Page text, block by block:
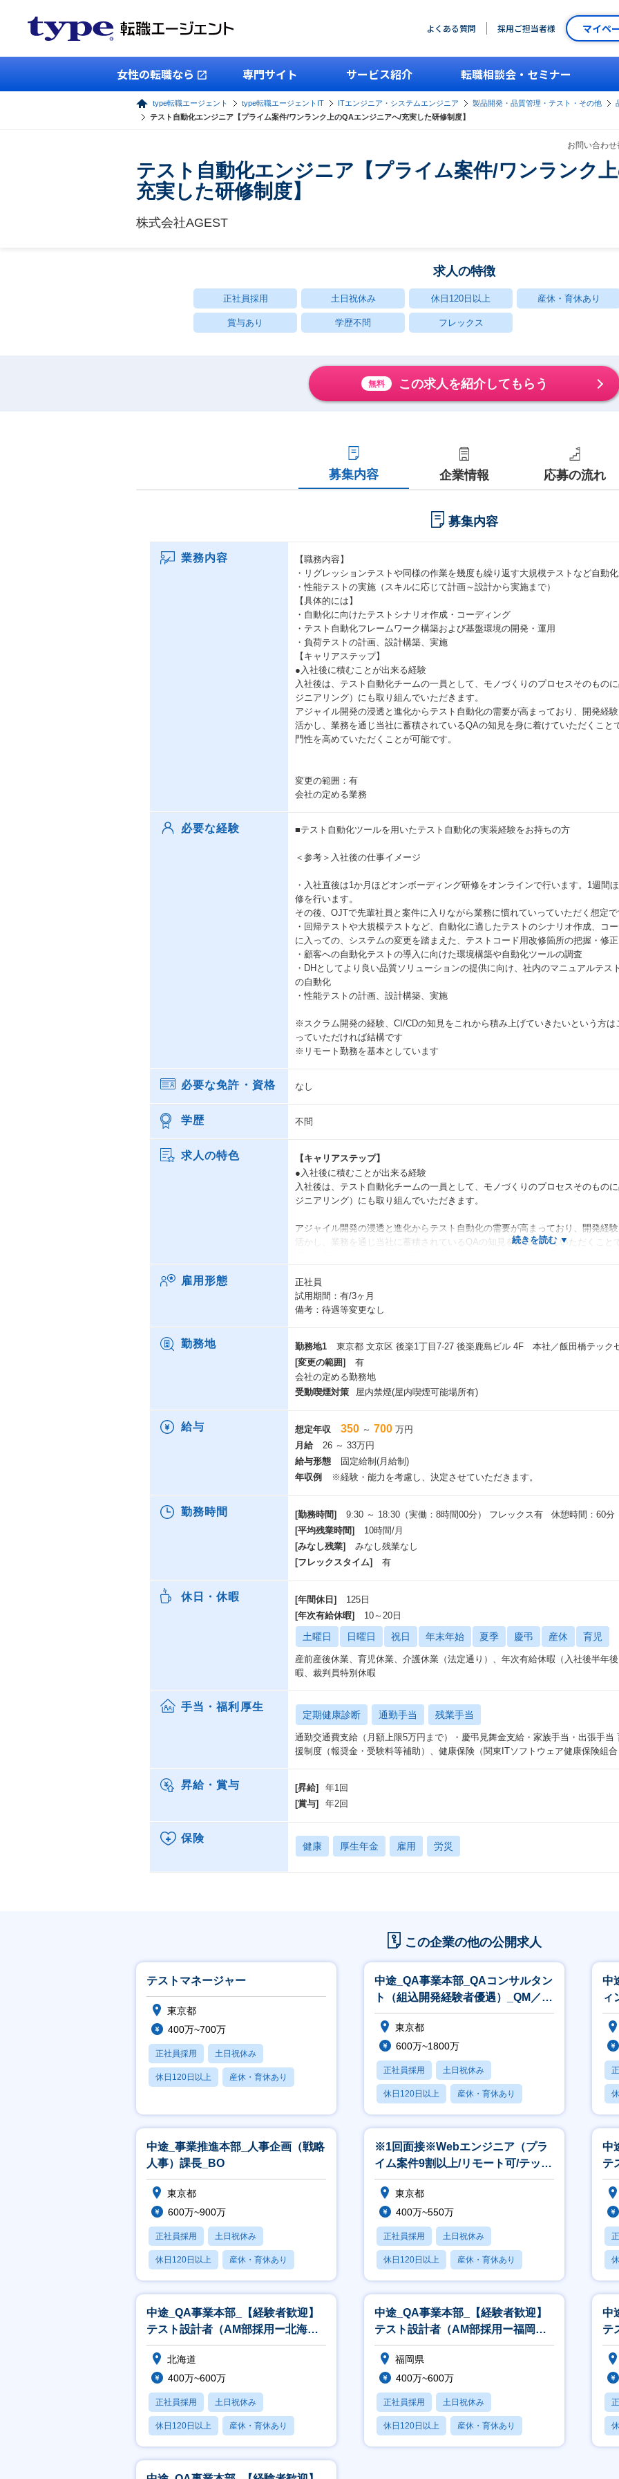
よくある質問 採用ご担当者様 マイペ
女性の転職なら 専門サイト サービス紹介 転職相談会・セミナー
type転職エージェント type転職エージェントIT ITエンジニア・システムエンジニア 製品開発・品質管理・テスト・その他
テスト自動化エンジニア【プライム案件/ワンランク上のQAエンジニアへ/充実した研修制度】
お問い合わ
テスト自動化エンジニア【プライム案件/ワンランク
充実した研修制度】
株式会社AGEST
求人の特徴
正社員採用 土日祝休み 休日120日以上 産休・育休あり
賞与あり 学歴不問 フレックス
無料 この求人を紹介してもらう
募集内容 企業情報 応募の流れ
募集内容
業務内容
【職務内容】
・リグレッションテストや同様の作業を幾度も繰り返す大規模テストなど自動
・性能テストの実施（スキルに応じて計画～設計から実施まで）
【具体的には】
・自動化に向けたテストシナリオ作成・コーディング
・テスト自動化フレームワーク構築および基盤環境の開発・運用
・負荷テストの計画、設計構築、実施
【キャリアステップ】
●入社後に積むことが出来る経験
入社後は、テスト自動化チームの一員として、モノづくりのプロセスそのもの
ジニアリング）にも取り組んでいただきます。
アジャイル開発の浸透と進化からテスト自動化の需要が高まっており、開発経
活かし、業務を通じ当社に蓄積されているQAの知見を身に着けていただくこと
門性を高めていただくことが可能です。
変更の範囲：有
会社の定める業務
必要な経験 ■テスト自動化ツールを用いたテスト自動化の実装経験をお持ちの方
＜参考＞入社後の仕事イメージ
・入社直後は1か月ほどオンボーディング研修をオンラインで行います。1週間
修を行います。
その後、OJTで先輩社員と案件に入りながら業務に慣れていっていただく想定で
・回帰テストや大規模テストなど、自動化に適したテストのシナリオ作成、コ
に入っての、システムの変更を踏まえた、テストコード用改修箇所の把握・修正
・顧客への自動化テストの導入に向けた環境構築や自動化ツールの調査
・DHとしてより良い品質ソリューションの提供に向け、社内のマニュアルテ
の自動化
・性能テストの計画、設計構築、実施
※スクラム開発の経験、CI/CDの知見をこれから積み上げていきたいという方
っていただければ結構です
※リモート勤務を基本としています
必要な免許・資格 なし
学歴 不問
求人の特色
【キャリアステップ】
●入社後に積むことが出来る経験
入社後は、テスト自動化チームの一員として、モノづくりのプロセスそのもの
ジニアリング）にも取り組んでいただきます。
アジャイル開発の浸透と進化からテスト自動化の需要が高まっており、開発経
活かし、業務を通じ当社に蓄積されているQAの知見を身に着けていただくこと
●公平な人事評価制度の下で選択出来る幅広いキャリア
テストに関するリードエンジニアとしての専門性を深めていただくとともに、
題への取り組みを通じてスタックを拡げていただき、SREエンジニアやDevOps
さらにQAの専門性を深めていただき、QAコンサルタント、QAエバンジェリス
リューション提案や啓蒙を行うエンジニアを目指していただくこともできます。
また、当社は事業拡大に向けて組織強化に取り組んでいるところであり、ライ
挑戦いただくことも可能です。
なお、当社では、複線型人事制度を採用しており、エンジニアとしてのスペシ
のキャリア、いずれを選択した場合も、公正公平に評価される環境のなかで、
す。
雇用形態
正社員
試用期間：有/3ヶ月
備考：待遇等変更なし
勤務地 勤務地1
東京都 文京区 後楽1丁目7-27 後楽鹿島ビル 4F 本社／飯田橋テック
[変更の範囲]
有
会社の定める勤務地
受動喫煙対策
屋内禁煙(屋内喫煙可能場所有)
給与 想定年収 350 ～ 700 万円
月給
26 ～ 33万円
給与形態
固定給制(月給制)
年収例
※経験・能力を考慮し、決定させていただきます。
勤務時間 [勤務時間]
9:30 ～ 18:30（実働：8時間00分） フレックス有 休憩時間：60分
[平均残業時間]
10時間/月
[みなし残業]
みなし残業なし
[フレックスタイム]
有
休日・休暇 [年間休日]
125日
[年次有給休暇]
10～20日
土曜日 日曜日 祝日 年末年始 夏季 慶弔 産休 育児
産前産後休業、育児休業、介護休業（法定通り）、年次有給休暇（入社後半年
暇、裁判員特別休暇
手当・福利厚生
定期健康診断 通勤手当 残業手当
通勤交通費支給（月額上限5万円まで）・慶弔見舞金支給・家族手当・出張手
援制度（報奨金・受験料等補助）、健康保険（関東ITソフトウェア健康保険組合
昇給・賞与 [昇給]
年1回
[賞与]
年2回
保険
健康 厚生年金 雇用 労災
この企業の他の公開求人
テストマネージャー
東京都
400万~700万
正社員採用 土日祝休み
休日120日以上 産休・育休あり
中途_QA事業本部_QAコンサルタン
ト（組込開発経験者優遇）_QM／
QC(中途採用汎用)
東京都
600万~1800万
正社員採用 土日祝休み
休日120日以上 産休・育休あり
月残業20時間以内
中
ィ
中途_事業推進本部_人事企画（戦略
人事）課長_BO
東京都
600万~900万
正社員採用 土日祝休み
休日120日以上 産休・育休あり
月残業20時間以内
※1回面接※Webエンジニア（プラ
イム案件9割以上/リモート可/テック
リードも目指せるキャリア）
東京都
400万~550万
正社員採用 土日祝休み
休日120日以上 産休・育休あり
月残業20時間以内
中
テ
屋
中途_QA事業本部_【経験者歓迎】
テスト設計者（AM部採用ー北海
道）_TE／自動化(中途採用汎用)
北海道
400万~600万
正社員採用 土日祝休み
休日120日以上 産休・育休あり
月残業20時間以内
中途_QA事業本部_【経験者歓迎】
テスト設計者（AM部採用ー福岡）
_TE／自動化(中途採用汎用)
福岡県
400万~600万
正社員採用 土日祝休み
休日120日以上 産休・育休あり
月残業20時間以内
中
テ